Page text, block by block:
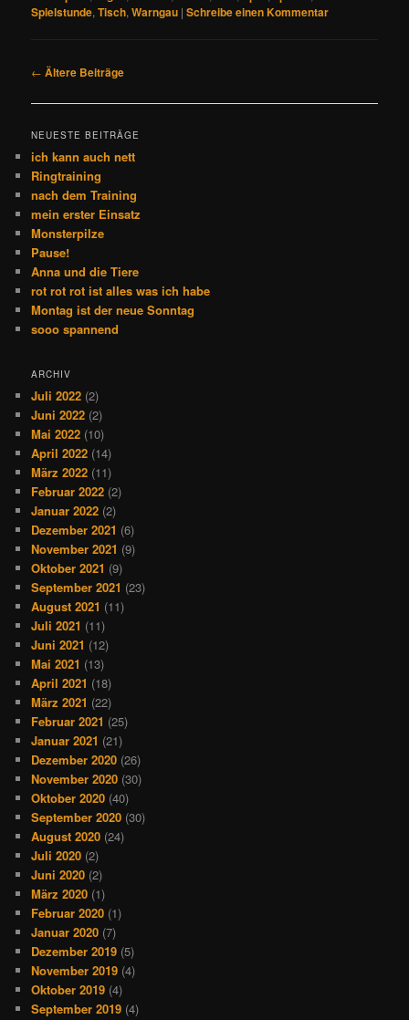
Spielstunde,Tisch,Warngau |Schreibe einen Kommentar
Beitrags-
← Ältere Beiträge
NEUESTE BEITRÄGE
ich kann auch nett
Ringtraining
nach dem Training
mein erster Einsatz
Monsterpilze
Pause!
Anna und die Tiere
rot rot rot ist alles was ich habe
Montag ist der neue Sonntag
sooo spannend
ARCHIV
Juli 2022 (2)
Juni 2022 (2)
Mai 2022 (10)
April 2022 (14)
März 2022 (11)
Februar 2022 (2)
Januar 2022 (2)
Dezember 2021 (6)
November 2021 (9)
Oktober 2021 (9)
September 2021 (23)
August 2021 (11)
Juli 2021 (11)
Juni 2021 (12)
Mai 2021 (13)
April 2021 (18)
März 2021 (22)
Februar 2021 (25)
Januar 2021 (21)
Dezember 2020 (26)
November 2020 (30)
Oktober 2020 (40)
September 2020 (30)
August 2020 (24)
Juli 2020 (2)
Juni 2020 (2)
März 2020 (1)
Februar 2020 (1)
Januar 2020 (7)
Dezember 2019 (5)
November 2019 (4)
Oktober 2019 (4)
September 2019 (4)